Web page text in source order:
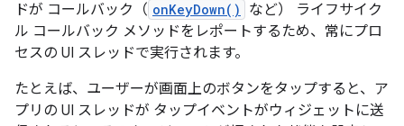
ドが コールバック（ onKeyDown()
など） ライフサイク
ル コールバック メソッドをレポートするため、常にプロ
セスの UI スレッドで実行されます。
たとえば、ユーザーが画面上のボタンをタップすると、ア
プリの UI スレッドが タップイベントがウィジェットに送